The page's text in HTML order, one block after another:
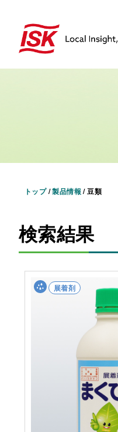
トップ/製品情報 /豆類
検索結果
展着剤